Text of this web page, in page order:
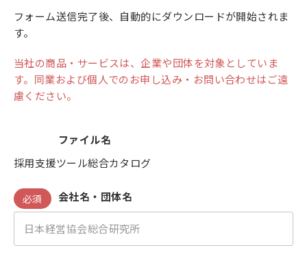
フォーム送信完了後、自動的にダウンロードが開始されま
す。
当社の商品・サービスは、企業や団体を対象としていま
す。同業および個人でのお申し込み・お問い合わせはご遠
慮ください。
ファイル名
採用支援ツール総合カタログ
必須 会社名・団体名